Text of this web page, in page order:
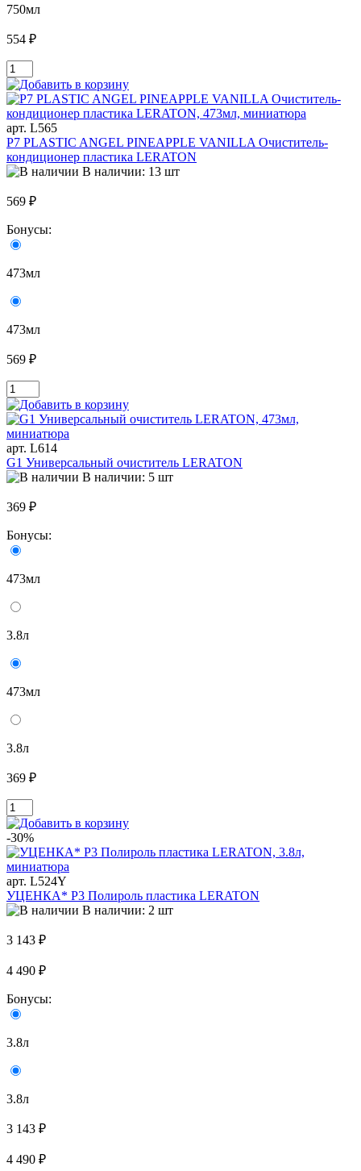
750мл
554 ₽
арт. L565
P7 PLASTIC ANGEL PINEAPPLE VANILLA Очиститель-
кондиционер пластика LERATON
В наличии: 13 шт
569 ₽
Бонусы:
473мл
473мл
569 ₽
арт. L614
G1 Универсальный очиститель LERATON
В наличии: 5 шт
369 ₽
Бонусы:
473мл
3.8л
473мл
3.8л
369 ₽
-30%
арт. L524Y
УЦЕНКА* P3 Полироль пластика LERATON
В наличии: 2 шт
3 143 ₽
4 490 ₽
Бонусы:
3.8л
3.8л
3 143 ₽
4 490 ₽